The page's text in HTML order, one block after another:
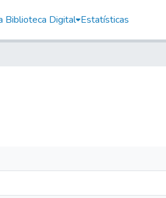
Biblioteca Digital Estatísticas